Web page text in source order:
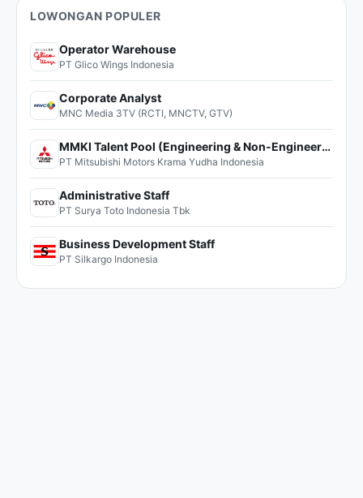
LOWONGAN POPULER
Operator Warehouse
PT Glico Wings Indonesia
Corporate Analyst
MNC Media 3TV (RCTI, MNCTV, GTV)
MMKI Talent Pool (Engineering & Non-Engineering)
PT Mitsubishi Motors Krama Yudha Indonesia
Administrative Staff
PT Surya Toto Indonesia Tbk
Business Development Staff
PT Silkargo Indonesia